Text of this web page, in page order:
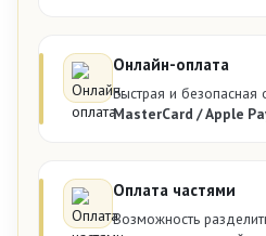
Онлайн-оплата
Быстрая и безопасная
MasterCard / Apple
Оплата частями
Возможность